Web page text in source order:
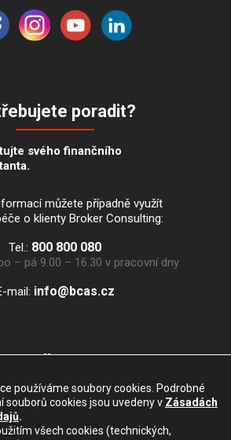
poradit?
svého finančního
můžete případně využít
o klienty Broker Consulting:
Tel.: 800 800 080
– pá 9.00 – 16.30 v pracovní dny
mail: zc.sa
cb@of
ni
Odkazy
používáme soubory cookies. Podrobné
souborů cookies jsou uvedeny v Zásadách
.
všech cookies (technických,